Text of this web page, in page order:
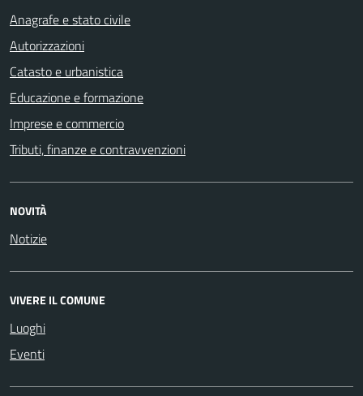
Anagrafe e stato civile
Autorizzazioni
Catasto e urbanistica
Educazione e formazione
Imprese e commercio
Tributi, finanze e contravvenzioni
NOVITÀ
Notizie
VIVERE IL COMUNE
Luoghi
Eventi